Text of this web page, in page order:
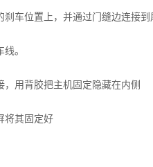
车位置上，并通过门缝边连接到
。
用背胶把主机固定隐藏在内侧
将其固定好